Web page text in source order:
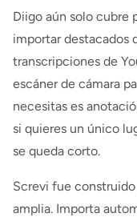
Diigo aún solo cubre
importar destacados
transcripciones de
escáner de cámara
necesitas es
si quieres un único
se queda corto.
Screvi fue
amplia. Importa